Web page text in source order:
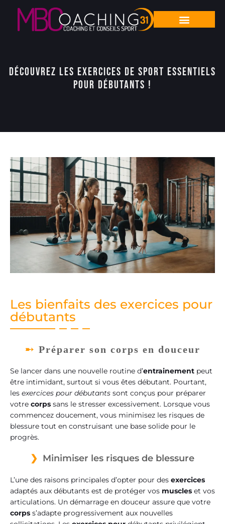
Découvrez les exercices de sport essentiels
pour débutants !
Les bienfaits des exercices pour
débutants
Préparer son corps en douceur
Se lancer dans une nouvelle routine d’entrainement peut
être intimidant, surtout si vous êtes débutant. Pourtant,
les exercices pour débutants sont conçus pour préparer
votre corps sans le stresser excessivement. Lorsque vous
commencez doucement, vous minimisez les risques de
blessure tout en construisant une base solide pour le
progrès.
Minimiser les risques de blessure
L’une des raisons principales d’opter pour des exercices
adaptés aux débutants est de protéger vos muscles et vos
articulations. Un démarrage en douceur assure que votre
corps s’adapte progressivement aux nouvelles